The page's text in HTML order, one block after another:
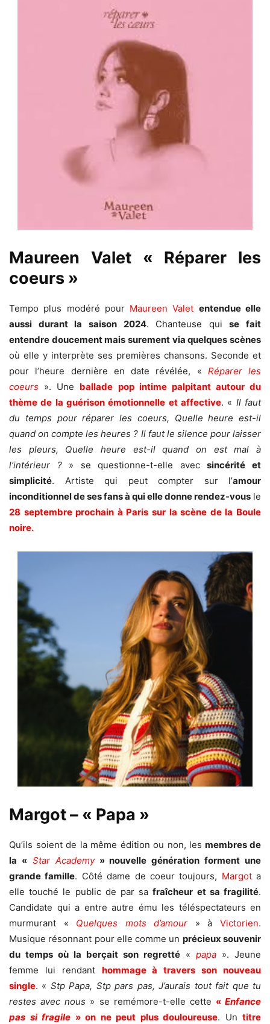
Maureen Valet « Réparer les
coeurs »
Tempo plus modéré pour Maureen Valet entendue elle
aussi durant la saison 2024. Chanteuse quise fait
entendre doucement mais surement via quelques scènes
où elle y interprète ses premières chansons. Seconde et
pour l’heure dernière en date révélée, « Réparer les
coeurs ». Une ballade pop intime palpitant autour du
thème de la guérison émotionnelle et affective. « Il faut
du temps pour réparer les coeurs, Quelle heure est-il
quand on compte les heures ? Il faut le silence pour laisser
les pleurs, Quelle heure est-il quand on est mal à
l’intérieur ?» se questionne-t-elle avecsincérité et
simplicité. Artiste qui peut compter sur l’amour
inconditionnel de ses fans à qui elle donne rendez-vous le
28 septembre prochain à Paris sur la scène de la Boule
noire.
Margot – « Papa »
Qu’ils soient de la même édition ou non, les membres de
la «Star Academy» nouvelle génération forment une
grande famille. Côté dame de coeur toujours, Margota
elle touché le public de par safraîcheur et sa fragilité.
Candidate qui a entre autre ému les téléspectateurs en
murmurant « Quelques mots d’amour » àVictorien.
Musique résonnant pour elle comme un précieux souvenir
du temps où la berçait son regretté « papa ». Jeune
femme lui rendant hommage à travers son nouveau
single. « Stp Papa, Stp pars pas, J’aurais tout fait que tu
restes avec nous » se remémore-t-elle cette « Enfance
pas si fragile » on ne peut plus douloureuse. Un titre